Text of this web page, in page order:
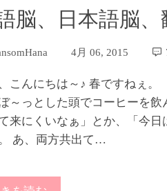
脳、日本語脳、
4月 06, 2015
こんにちは～♪ 春ですねぇ。
～っとした頭でコーヒーを
来にくいなぁ」とか、「今
あ、両方共出て…